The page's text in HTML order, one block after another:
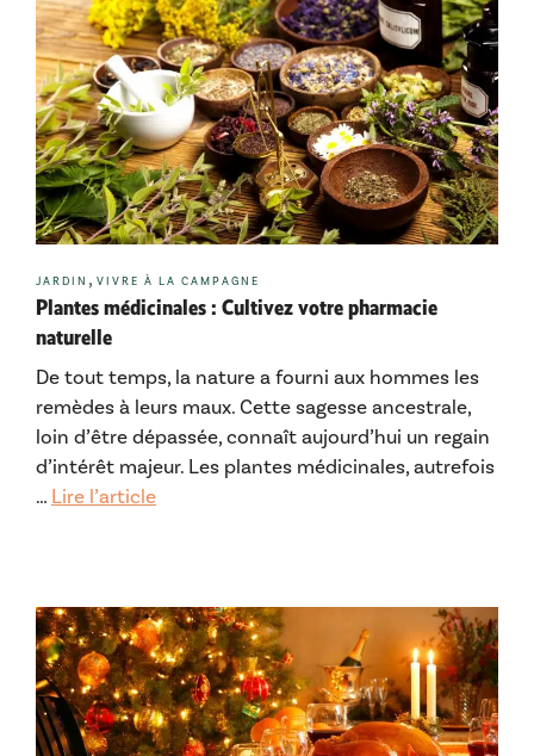
Plantes médicinales : Cultivez votre pharmacie
naturelle
De tout temps, la nature a fourni aux hommes les
remèdes à leurs maux. Cette sagesse ancestrale,
loin d’être dépassée, connaît aujourd’hui un regain
d’intérêt majeur. Les plantes médicinales, autrefois
… Lire l’article
Catégories
JARDIN , VIVRE À LA CAMPAGNE